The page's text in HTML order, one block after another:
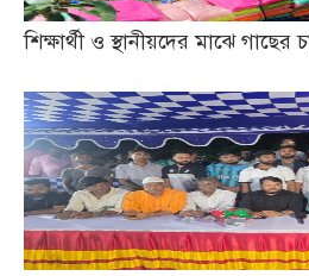
শিক্ষার্থী ও স্থানীয়দের মাঝে গাছের